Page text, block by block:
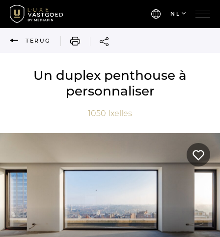
NL
TERUG AFDRUKKEN
Un duplex penthouse à
personnaliser
1050 Ixelles